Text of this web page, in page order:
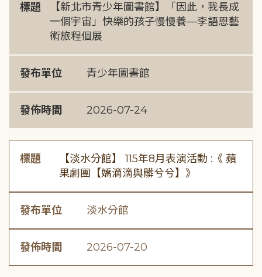
標題
【新北市青少年圖書館】「因此，我長成
一個宇宙」快樂的孩子慢慢養—李語恩藝
術旅程個展
發布單位 青少年圖書館
發佈時間 2026-07-24
標題
【淡水分館】 115年8月表演活動 :《 蘋
果劇團【嬌滴滴與髒兮兮】》
發布單位 淡水分館
發佈時間 2026-07-20